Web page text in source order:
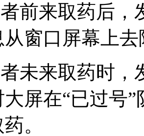
者前来取药后
从窗口屏幕上去
者未来取药时
屏在“已过号
。